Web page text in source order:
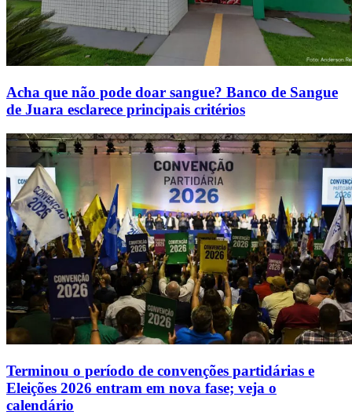
Acha que não pode doar sangue? Banco de Sangue
de Juara esclarece principais critérios
Terminou o período de convenções partidárias e
Eleições 2026 entram em nova fase; veja o
calendário